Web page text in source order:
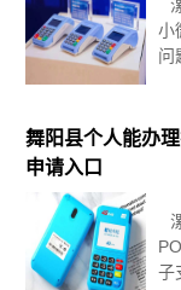
小
问
各
舞阳县个人能办
申请入口
子